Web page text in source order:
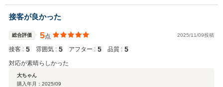
変嬉しく思います。オイル交換やメンテナンスなどのお車のことで何
か御座いましたらお気軽にご連絡下さい。今後とも末永いお付き合い
の程宜しくお願い致します。
接客が良かった
総合評価 5点 2025/11/09投稿
接客 : 5 雰囲気 : 5 アフター : 5 品質 : 5
対応が素晴らしかった
大ちゃん
購入年月： 2025/09